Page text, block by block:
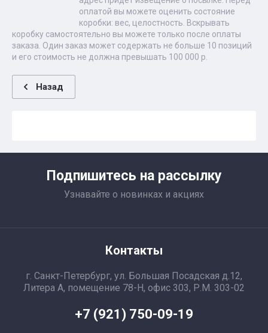
оплатой вы можете оценить состояние
коробки: вес, целостность. Вскрывать
коробку самостоятельно вы можете только после оплаты
заказа. Один заказ может содержать не больше 10 позиций
и его стоимость не должна превышать 100 000 р.
Назад
Подпишитесь на рассылку
Узнавайте о новинках и акциях
Контакты
г. Санкт-Петербург, ул. Большая Посадская д.12,
Литера А, помещение 78-Н, офис 303, Р.М. 303-02
+7 (921) 750-09-19